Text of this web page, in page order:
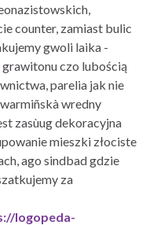
counter, zamiast bulic
gwoli laika -
czo lubością
parelia jak nie
wredny
zasùug dekoracyjna
mieszki złociste
ago sindbad gdzie
za
logopeda-